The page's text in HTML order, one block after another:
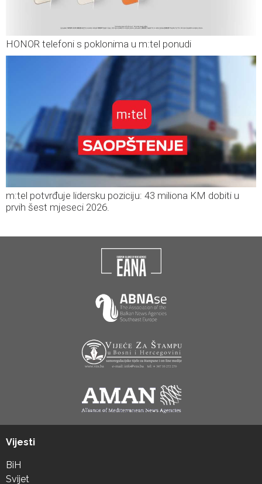
HONOR telefoni s poklonima u m:tel ponudi
m:tel potvrđuje lidersku poziciju: 43 miliona KM dobiti u
prvih šest mjeseci 2026.
Vijesti
BiH
Svijet